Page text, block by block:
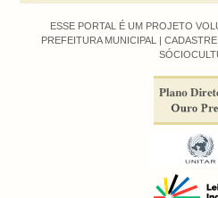
ESSE PORTAL É UM PROJETO
PREFEITURA MUNICIPAL |